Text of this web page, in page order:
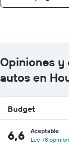
Opiniones
autos en
Budget
6,6
Aceptable
Lee 78